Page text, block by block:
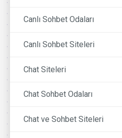
Canlı Sohbet Odaları
Canlı Sohbet Siteleri
Chat Siteleri
Chat Sohbet Odaları
Chat ve Sohbet Siteleri